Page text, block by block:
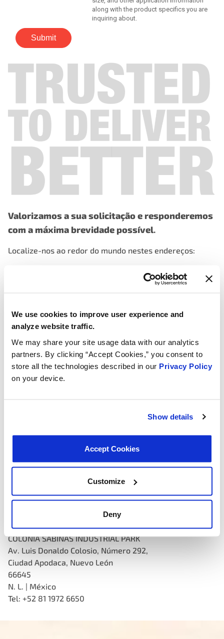
We use cookies to improve user experience and
analyze website traffic.
We may share your site usage data with our analytics
partners. By clicking “Accept Cookies,” you consent to
store all the technologies described in our Privacy Policy
on your device.
Show details
Accept Cookies
Customize
Deny
Valorizamos a sua solicitação e responderemos
com a máxima brevidade possível.
Localize-nos ao redor do mundo nestes endereços:
principal: +1-888-262-4153
técnico: +1-866-690-4357
MOTORAD EUA – Geórgia
200 Hembree Park Drive Suite R
Roswell, GA 30076
+1-678-691-2023
MOTORAD ALEMANHA– Alemanha
+49-2235-430447
MOTORAD MÉXICO– Nuevo León
COLONIA SABINAS INDUSTRIAL PARK
Av. Luis Donaldo Colosio, Número 292,
Ciudad Apodaca, Nuevo León
66645
N. L. | México
Tel: +52 81 1972 6650